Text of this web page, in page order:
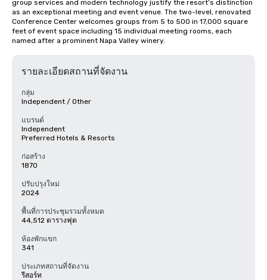
group services and modern technology justify the resort’s distinction
as an exceptional meeting and event venue. The two-level, renovated
Conference Center welcomes groups from 5 to 500 in 17,000 square
feet of event space including 15 individual meeting rooms, each
named after a prominent Napa Valley winery.
รายละเอียดสถานที่จัดงาน
กลุ่ม
Independent / Other
แบรนด์
Independent
Preferred Hotels & Resorts
ก่อสร้าง
1870
ปรับปรุงใหม่
2024
พื้นที่การประชุมรวมทั้งหมด
44,512 ตารางฟุต
ห้องพักแขก
341
ประเภทสถานที่จัดงาน
รีสอร์ท